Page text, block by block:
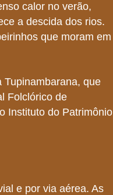
calor no verão,
a descida dos rios.
que moram em
Tupinambarana, que
Folclórico de
Instituto do Patrimônio
e por via aérea. As